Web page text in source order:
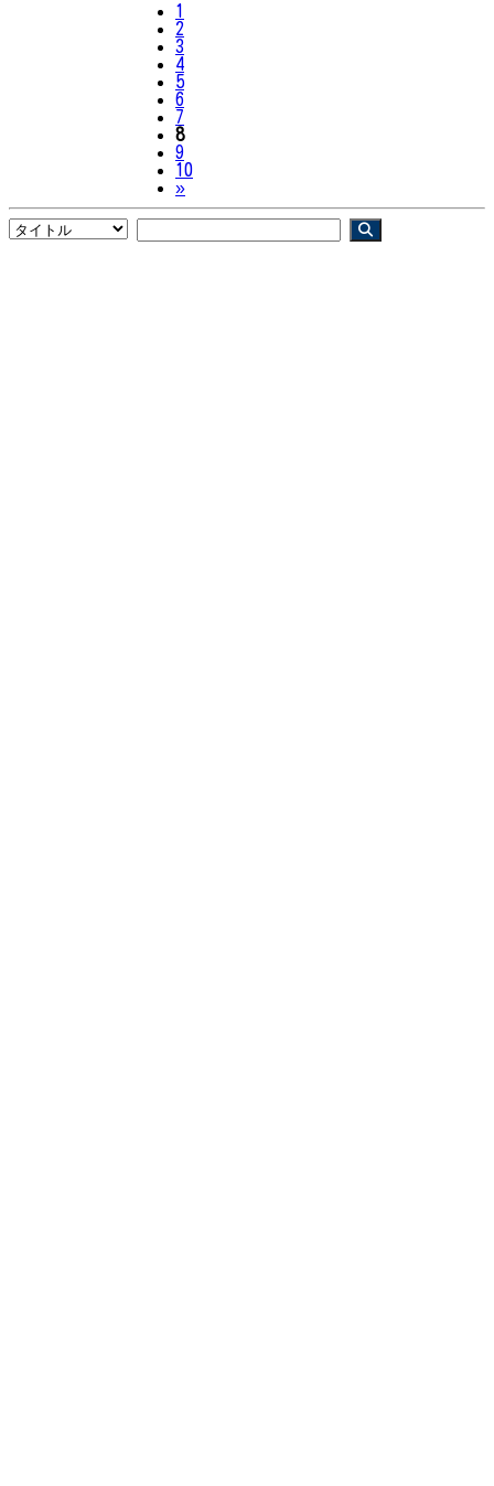
1
2
3
4
5
6
7
8
9
10
»Next